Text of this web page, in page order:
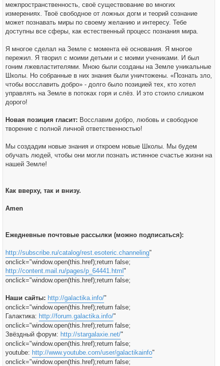
межпространственность, своё существование во многих
измерениях. Твоё свободное от ложных догм и теорий сознание
может познавать миры по своему желанию и интересу. Тебе
доступны все сферы, как естественный процесс познания мира.
Я многое сделал на Земле с момента её основания. Я многое
пережил. Я творил с моими детьми и с моими учениками. И был
гоним лжевластителями. Мною были созданы на Земле уникальные
Школы. Но собранные в них знания были уничтожены. «Познать зло,
чтобы восславить добро» - долго было позицией тех, кто хотел
управлять на Земле в потоках горя и слёз. И это стоило слишком
дорого!
Новая позиция гласит: Восславим добро, любовь и свободное
творение с полной личной ответственностью!
Мы создадим новые знания и откроем новые Школы. Мы будем
обучать людей, чтобы они могли познать истинное счастье жизни на
нашей Земле!
Как вверху, так и внизу.
Amen
Ежедневные почтовые рассылки (можно подписаться):
http://subscribe.ru/catalog/rest.esoteric.channeling"
onclick="window.open(this.href);return false;
http://content.mail.ru/pages/p_64441.html "
onclick="window.open(this.href);return false;
Наши сайты: http://galactika.info/"
onclick="window.open(this.href);return false;
Галактика: http://forum.galactika.info/"
onclick="window.open(this.href);return false;
Звёздный форум: http://stargalaxie.net/"
onclick="window.open(this.href);return false;
youtube: http://www.youtube.com/user/galactikainfo"
onclick="window.open(this.href);return false;